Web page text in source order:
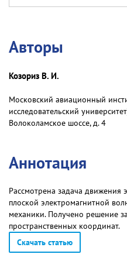
Авторы
Козориз В. И.
Московский авиационный
исследовательский
Волоколамское шоссе, д. 4
Аннотация
Рассмотрена задача движения
плоской электромагнитной
механики. Получено решение
пространственных координат.
Скачать статью